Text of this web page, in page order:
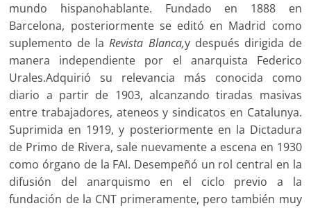
mundo hispanohablante. Fundado en 1888 en
Barcelona, posteriormente se editó en Madrid como
suplemento de laRevista Blanca,y después dirigida de
manera independiente por el anarquista Federico
Urales.Adquirió su relevancia más conocida como
diario a partir de 1903, alcanzando tiradas masivas
entre trabajadores, ateneos y sindicatos en Catalunya.
Suprimida en 1919, y posteriormente en la Dictadura
de Primo de Rivera, sale nuevamente a escena en 1930
como órgano de la FAI. Desempeñó un rol central en la
difusión del anarquismo en el ciclo previo a la
fundación de la CNT primeramente, pero también muy